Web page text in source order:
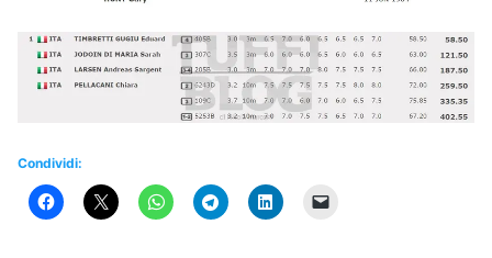
Condividi: